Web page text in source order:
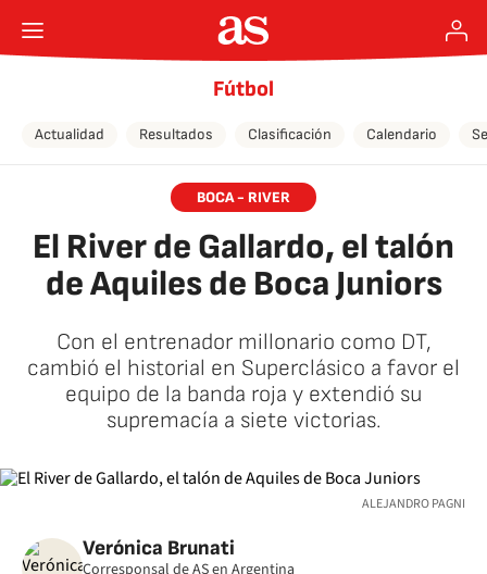
Fútbol
Actualidad Resultados Clasificación Calendario
BOCA - RIVER
El River de Gallardo, el talón
de Aquiles de Boca Juniors
Con el entrenador millonario como DT,
cambió el historial en Superclásico a favor el
equipo de la banda roja y extendió su
supremacía a siete victorias.
ALEJANDRO PAGNI
Verónica Brunati
Corresponsal de AS en Argentina